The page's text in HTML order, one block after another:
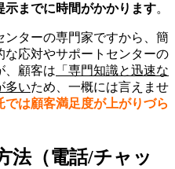
示までに時間がかかります。
ターの専門家ですから、簡
応対やサポートセンターの
、顧客は 「専門知識と迅速な
多いため、一概には言えませ
は顧客満足度が上がりづら
法（電話/チャッ